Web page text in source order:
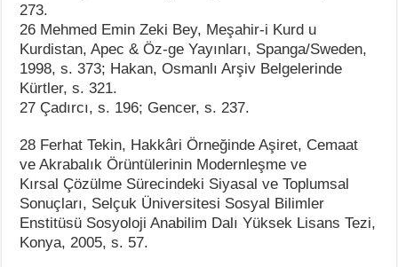
273.
26 Mehmed Emin Zeki Bey, Meşahir-i Kurd u
Kurdistan, Apec & Öz-ge Yayınları, Spanga/Sweden,
1998, s. 373; Hakan, Osmanlı Arşiv Belgelerinde
Kürtler, s. 321.
27 Çadırcı, s. 196; Gencer, s. 237.
28 Ferhat Tekin, Hakkâri Örneğinde Aşiret, Cemaat
ve Akrabalık Örüntülerinin Modernleşme ve
Kırsal Çözülme Sürecindeki Siyasal ve Toplumsal
Sonuçları, Selçuk Üniversitesi Sosyal Bilimler
Enstitüsü Sosyoloji Anabilim Dalı Yüksek Lisans Tezi,
Konya, 2005, s. 57.